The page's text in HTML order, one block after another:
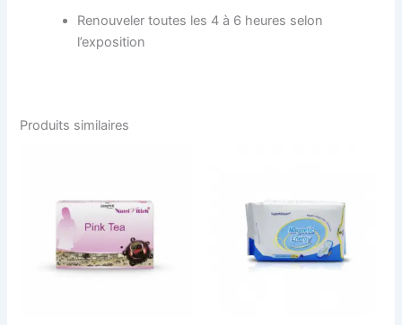
Renouveler toutes les 4 à 6 heures selon
l’exposition
Produits similaires